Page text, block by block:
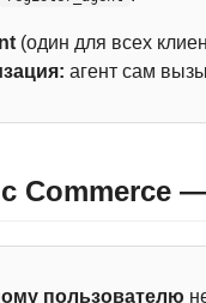
(один для всех
агент сам
Commerce
пользователю